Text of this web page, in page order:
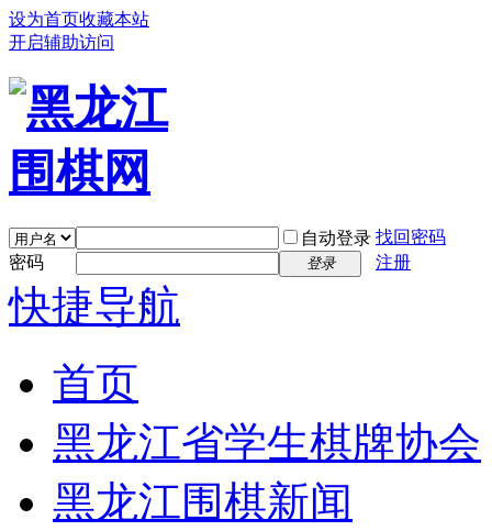
设为首页收藏本站
开启辅助访问
自动登录 找回密码
密码
登录 注册
快捷导航
首页
黑龙江省学生棋牌协会
黑龙江围棋新闻